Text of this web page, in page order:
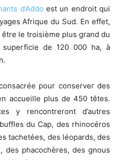
d’Addo est un endroit qui
Afrique du Sud. En effet,
être le troisième plus grand du
superficie de 120 000 ha, à
pour conserver des
accueille plus de 450 têtes.
y rencontreront d’autres
du Cap, des rhinocéros
tachetées, des léopards, des
des phacochères, des gnous